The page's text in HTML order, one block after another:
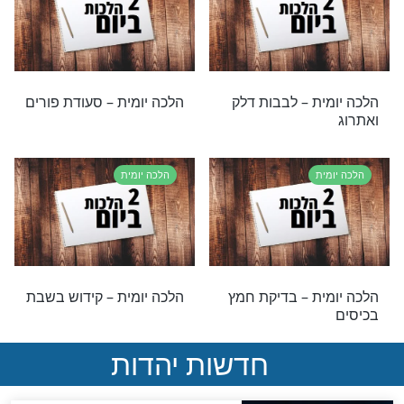
– קדושת הכותל
כז' באייר
הלכה יומית
הלכה יומית - האם מותר
להעמיד מלכודת בשבת?